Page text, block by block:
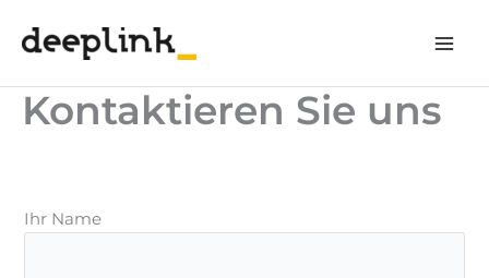
Inhalt
Kontaktieren Sie uns
Ihr Name